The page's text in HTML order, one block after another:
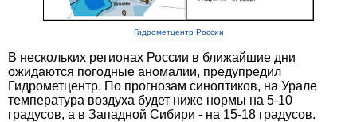
Гидрометцентр России
В нескольких регионах России в ближайшие дни
ожидаются погодные аномалии, предупредил
Гидрометцентр. По прогнозам синоптиков, на Урале
температура воздуха будет ниже нормы на 5-10
градусов, а в Западной Сибири - на 15-18 градусов.